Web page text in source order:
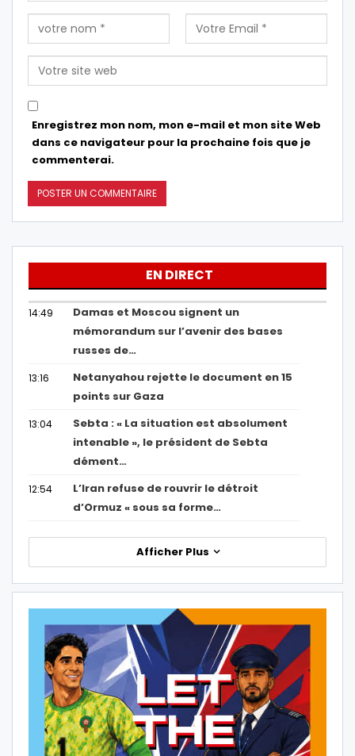
Enregistrez mon nom, mon e-mail et mon site Web
dans ce navigateur pour la prochaine fois que je
commenterai.
EN DIRECT
14:49
Damas et Moscou signent un
mémorandum sur l’avenir des bases
russes de…
13:16
Netanyahou rejette le document en 15
points sur Gaza
13:04
Sebta : « La situation est absolument
intenable », le président de Sebta
dément…
12:54
L’Iran refuse de rouvrir le détroit
d’Ormuz « sous sa forme…
Afficher Plus